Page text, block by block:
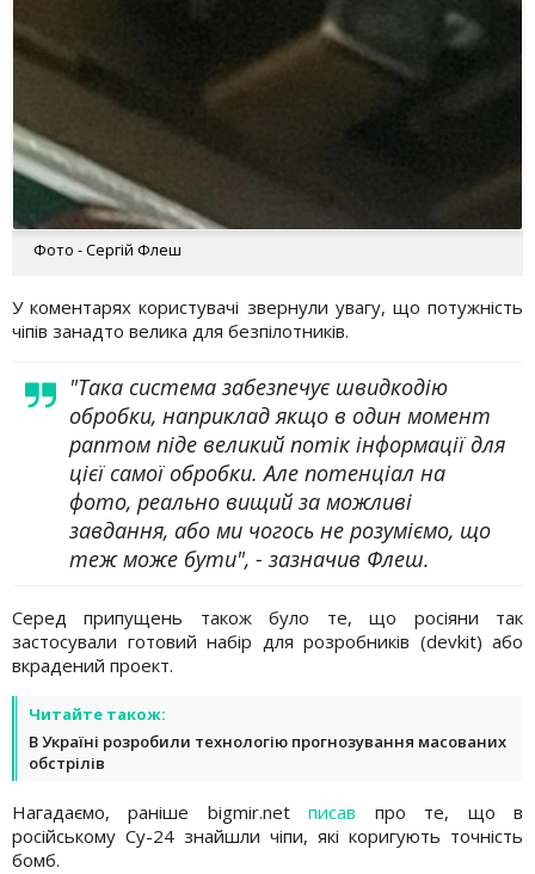
Фото - Сергій Флеш
У коментарях користувачі звернули увагу, що потужність
чіпів занадто велика для безпілотників.
"Така система забезпечує швидкодію
обробки, наприклад якщо в один момент
раптом піде великий потік інформації для
цієї самої обробки. Але потенціал на
фото, реально вищий за можливі
завдання, або ми чогось не розуміємо, що
теж може бути", - зазначив Флеш.
Серед припущень також було те, що росіяни так
застосували готовий набір для розробників (devkit) або
вкрадений проект.
Читайте також:
В Україні розробили технологію прогнозування масованих
обстрілів
Нагадаємо, раніше bigmir.netписав про те, що в
російському Су-24 знайшли чіпи, які коригують точність
бомб.